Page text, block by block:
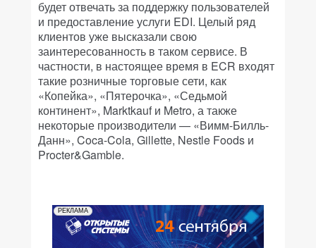
будет отвечать за поддержку пользователей
и предоставление услуги EDI. Целый ряд
клиентов уже высказали свою
заинтересованность в таком сервисе. В
частности, в настоящее время в ECR входят
такие розничные торговые сети, как
«Копейка», «Пятерочка», «Седьмой
континент», Marktkauf и Metro, а также
некоторые производители — «Вимм-Билль-
Данн», Coca-Cola, Gillette, Nestle Foods и
Procter&Gamble.
РЕКЛАМА